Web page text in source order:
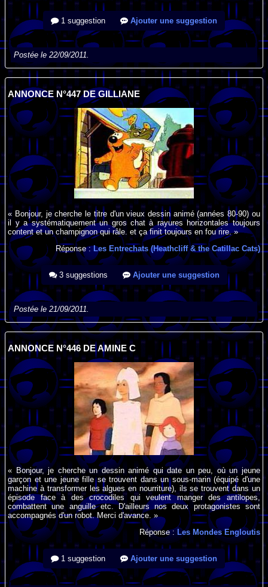
1 suggestion Ajouter une suggestion
Postée le 22/09/2011.
ANNONCE N°447 DE GILLIANE
« Bonjour, je cherche le titre d'un vieux dessin animé (années 80-90) ou
il y a systématiquement un gros chat à rayures horizontales toujours
content et un champignon qui râle. et ça finit toujours en fou rire. »
Réponse :Les Entrechats (Heathcliff & the Catillac Cats)
3 suggestions Ajouter une suggestion
Postée le 21/09/2011.
ANNONCE N°446 DE AMINE C
« Bonjour, je cherche un dessin animé qui date un peu, où un jeune
garçon et une jeune fille se trouvent dans un sous-marin (équipé d'une
machine à transformer les algues en nourriture), ils se trouvent dans un
épisode face à des crocodiles qui veulent manger des antilopes,
combattent une anguille etc. D'ailleurs nos deux protagonistes sont
accompagnés d'un robot. Merci d'avance. »
Réponse : Les Mondes Engloutis
1 suggestion Ajouter une suggestion